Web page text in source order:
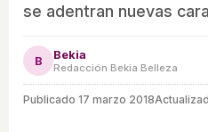
se adentran nuevas
B Bekia
Redacción Bekia Belleza
Publicado 17 marzo 2018